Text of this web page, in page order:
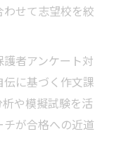
わせて志望校を絞
者アンケート対
に基づく作文課
や模擬試験を活
が合格への近道